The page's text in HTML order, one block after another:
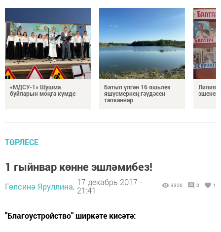
«МДСУ-1» Шушма
буйларын моңга күмде
Батып үлгән 16 яшьлек
яшүсмернең гәүдәсен
тапканнар
Лилия
эшенең
ТӨРЛЕСЕ
1 гыйнвар көнне эшләмибез!
Гөлсинә Яруллина, 17 декабрь 2017 -
21:41
3326 0 1
"Благоустройство" ширкәте кисәтә: